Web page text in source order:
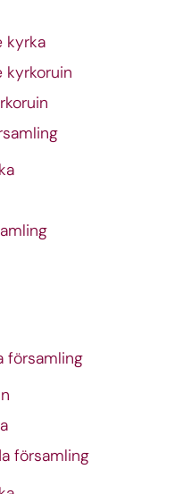
kyrka
kyrkoruin
församling
församling